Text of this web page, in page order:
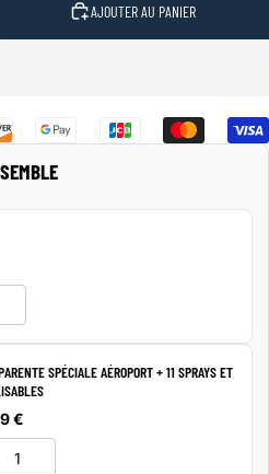
AJOUTER AU PANIER
SPÉCIALE AÉROPORT + 11 SPRAYS ET
€